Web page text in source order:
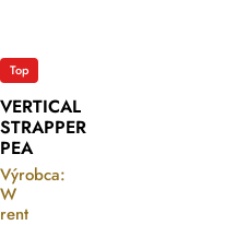
Top
VERTICAL
STRAPPER
PEA
Výrobca:
W
rent